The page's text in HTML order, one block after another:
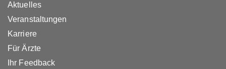
Aktuelles
Veranstaltungen
Karriere
Für Ärzte
Ihr Feedback